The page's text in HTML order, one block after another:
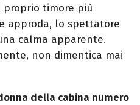
proprio timore più
approda, lo spettatore
calma apparente.
non dimentica mai
della cabina numero